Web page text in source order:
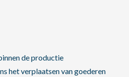
de productie
het verplaatsen van goederen